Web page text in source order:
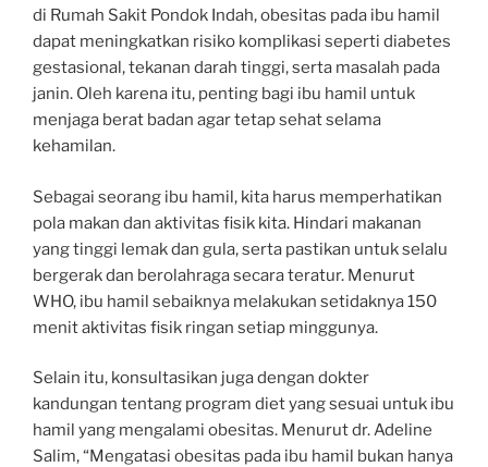
di Rumah Sakit Pondok Indah, obesitas pada ibu hamil
dapat meningkatkan risiko komplikasi seperti diabetes
gestasional, tekanan darah tinggi, serta masalah pada
janin. Oleh karena itu, penting bagi ibu hamil untuk
menjaga berat badan agar tetap sehat selama
kehamilan.
Sebagai seorang ibu hamil, kita harus memperhatikan
pola makan dan aktivitas fisik kita. Hindari makanan
yang tinggi lemak dan gula, serta pastikan untuk selalu
bergerak dan berolahraga secara teratur. Menurut
WHO, ibu hamil sebaiknya melakukan setidaknya 150
menit aktivitas fisik ringan setiap minggunya.
Selain itu, konsultasikan juga dengan dokter
kandungan tentang program diet yang sesuai untuk ibu
hamil yang mengalami obesitas. Menurut dr. Adeline
Salim, “Mengatasi obesitas pada ibu hamil bukan hanya